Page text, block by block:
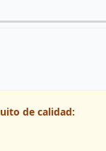
de calidad: